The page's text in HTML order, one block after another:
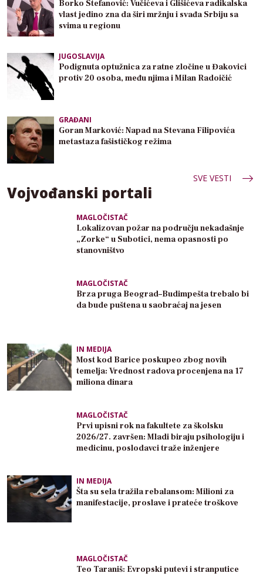
Borko Stefanović: Vučićeva i Glišićeva radikalska
vlast jedino zna da širi mržnju i svađa Srbiju sa
svima u regionu
JUGOSLAVIJA
Podignuta optužnica za ratne zločine u Đakovici
protiv 20 osoba, među njima i Milan Radoičić
GRAĐANI
Goran Marković: Napad na Stevana Filipovića
metastaza fašističkog režima
SVE VESTI
Vojvođanski portali
MAGLOČISTAČ
Lokalizovan požar na području nekadašnje
„Zorke“ u Subotici, nema opasnosti po
stanovništvo
MAGLOČISTAČ
Brza pruga Beograd–Budimpešta trebalo bi
da bude puštena u saobraćaj na jesen
IN MEDIJA
Most kod Barice poskupeo zbog novih
temelja: Vrednost radova procenjena na 17
miliona dinara
MAGLOČISTAČ
Prvi upisni rok na fakultete za školsku
2026/27. završen: Mladi biraju psihologiju i
medicinu, poslodavci traže inženjere
IN MEDIJA
Šta su sela tražila rebalansom: Milioni za
manifestacije, proslave i prateće troškove
MAGLOČISTAČ
Teo Taraniš: Evropski putevi i stranputice